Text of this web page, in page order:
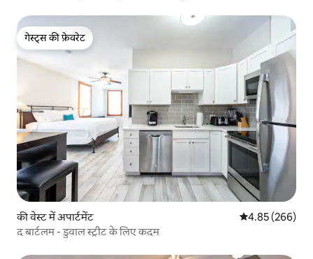
गेस्ट्स की फ़ेवरेट
गेस्ट्स की फ़ेवरेट
की वेस्ट में अपार्टमेंट औसत रेटिंग 5 में से
4.85 (266)
द बार्टलम - डुवाल स्ट्रीट के लिए कदम